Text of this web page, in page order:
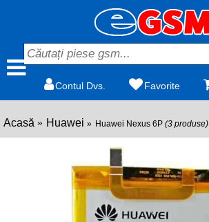
Contul Dvs. Favorite
Acasă Huawei Huawei Nexus 6P (3 produse)